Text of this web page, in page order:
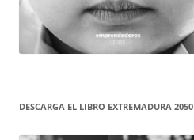
DESCARGA EL LIBRO EXTREMADURA 2050